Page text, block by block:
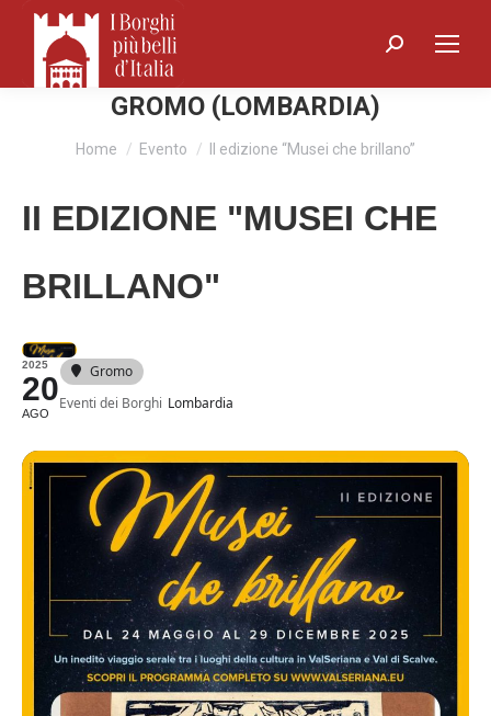
Search:
GROMO (LOMBARDIA)
You are here:
Home Evento II edizione “Musei che brillano”
II EDIZIONE "MUSEI CHE
BRILLANO"
2025
20
AGO
Gromo
Eventi dei Borghi Lombardia